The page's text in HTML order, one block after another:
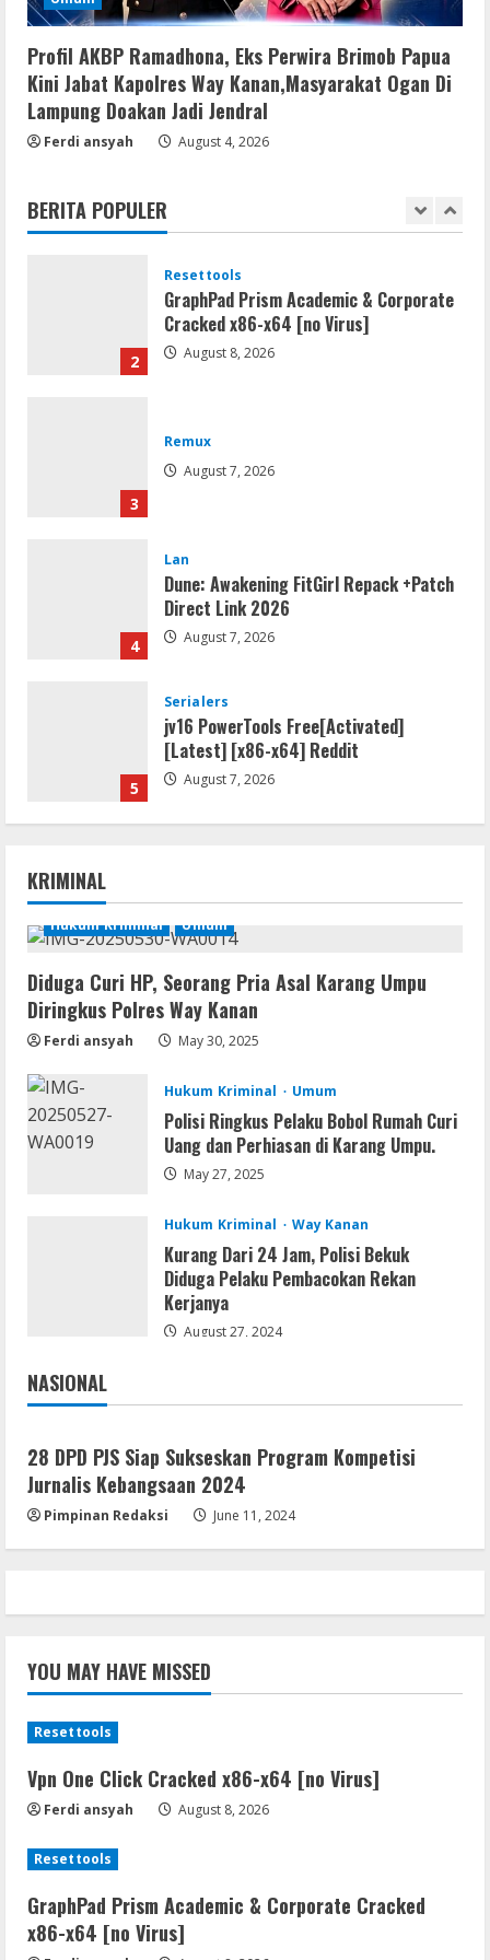
Profil AKBP Ramadhona, Eks Perwira Brimob Papua
Kini Jabat Kapolres Way Kanan,Masyarakat Ogan Di
Lampung Doakan Jadi Jendral
Ferdi ansyah August 4, 2026
BERITA POPULER
5
jv16 PowerTools Free[Activated]
August 7, 2026
1
Resettools
Vpn One Click Cracked x86-x64 [no
2
Resettools
GraphPad Prism Academic & Corporate
Cracked x86-x64 [no Virus]
August 8, 2026
3
Remux
August 7, 2026
4
Lan
Dune: Awakening FitGirl Repack +Patch
Direct Link 2026
August 7, 2026
5
Serialers
jv16 PowerTools Free[Activated]
[Latest] [x86-x64] Reddit
August 7, 2026
1 August 8, 2026
Resettools
GraphPad Prism Academic & Corporate
Cracked x86-x64 [no Virus]
Remux
August 7, 2026
Lan
Dune: Awakening FitGirl Repack +Patch
Direct Link 2026
5
[Latest] [x86-x64] Reddit
August 7, 2026
KRIMINAL
Hukum Kriminal Umum
Diduga Curi HP, Seorang Pria Asal Karang Umpu
Diringkus Polres Way Kanan
Ferdi ansyah May 30, 2025
Hukum Kriminal Umum
Polisi Ringkus Pelaku Bobol Rumah Curi
Uang dan Perhiasan di Karang Umpu.
May 27, 2025
Hukum Kriminal Way Kanan
Kurang Dari 24 Jam, Polisi Bekuk
Diduga Pelaku Pembacokan Rekan
Kerjanya
August 27, 2024
NASIONAL
Jakarta
28 DPD PJS Siap Sukseskan Program Kompetisi
Jurnalis Kebangsaan 2024
Pimpinan Redaksi June 11, 2024
YOU MAY HAVE MISSED
Resettools
Vpn One Click Cracked x86-x64 [no Virus]
Ferdi ansyah August 8, 2026
Resettools
GraphPad Prism Academic & Corporate Cracked
x86-x64 [no Virus]